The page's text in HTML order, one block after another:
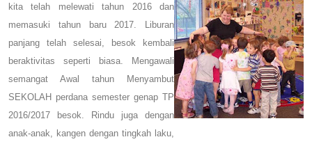
kita telah melewati tahun 2016 dan
memasuki tahun baru 2017. Liburan
panjang telah selesai, besok kembali
beraktivitas seperti biasa.
Mengawali
semangat Awal tahun
Menyambut
SEKOLAH perdana semester genap TP
2016/2017 besok. Rindu juga dengan
anak-anak, kangen dengan tingkah laku,